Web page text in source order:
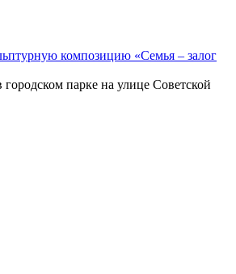
композицию «Семья – залог
парке на улице Советской